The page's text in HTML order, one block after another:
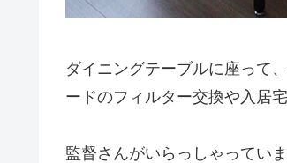
ダイニングテーブルに座って
ードのフィルター交換や入居
監督さんがいらっしゃってい